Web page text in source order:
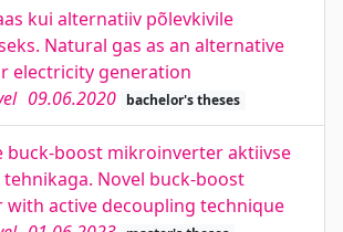
kui alternatiiv põlevkivile
Natural gas as an alternative
electricity generation
09.06.2020 bachelor's theses
buck-boost mikroinverter aktiivse
Novel buck-boost
active decoupling technique